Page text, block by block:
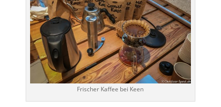
Frischer Kaffee bei Keen